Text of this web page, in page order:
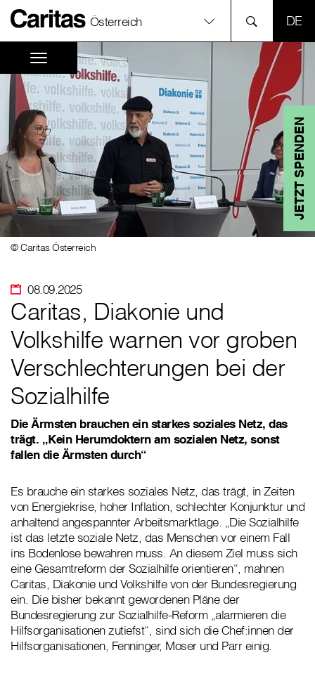
Österreich
JETZT SPENDEN
08.09.2025
© Caritas Österreich
Caritas, Diakonie und
Volkshilfe warnen vor groben
Verschlechterungen bei der
Sozialhilfe
Die Ärmsten brauchen ein starkes soziales Netz, das
trägt. „Kein Herumdoktern am sozialen Netz, sonst
fallen die Ärmsten durch“
Es brauche ein starkes soziales Netz, das trägt, in Zeiten
von Energiekrise, hoher Inflation, schlechter Konjunktur und
anhaltend angespannter Arbeitsmarktlage. „Die Sozialhilfe
ist das letzte soziale Netz, das Menschen vor einem Fall
ins Bodenlose bewahren muss. An diesem Ziel muss sich
eine Gesamtreform der Sozialhilfe orientieren“, mahnen
Caritas, Diakonie und Volkshilfe von der Bundesregierung
ein. Die bisher bekannt gewordenen Pläne der
Bundesregierung zur Sozialhilfe-Reform „alarmieren die
Hilfsorganisationen zutiefst“, sind sich die Chef:innen der
Hilfsorganisationen, Fenninger, Moser und Parr einig.